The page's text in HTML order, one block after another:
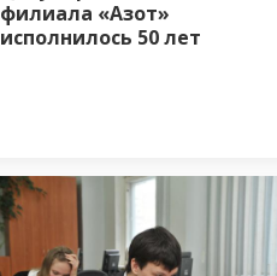
филиала «Азот»
исполнилось 50 лет